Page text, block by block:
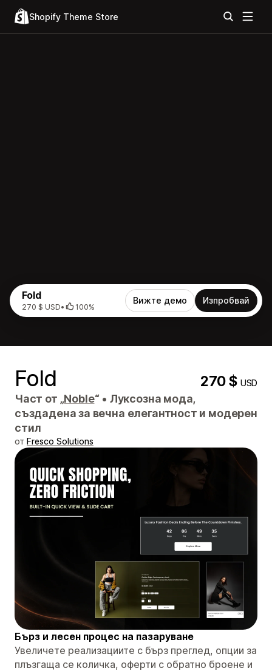
Shopify Theme Store
Fold
270 $ USD• 100%
Вижте демо Изпробвай
Fold 270 $USD
Част от „Noble“ • Луксозна мода,
създадена за вечна елегантност и модерен
стил
от Fresco Solutions
Бърз и лесен процес на пазаруване
Увеличете реализациите с бърз преглед, опции за
плъзгаща се количка, оферти с обратно броене и